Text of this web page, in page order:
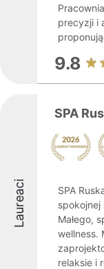
precyzji i
9.8
Laureaci
SPA
SPA
spokojnej
Małego,
wellness.
relaksie i